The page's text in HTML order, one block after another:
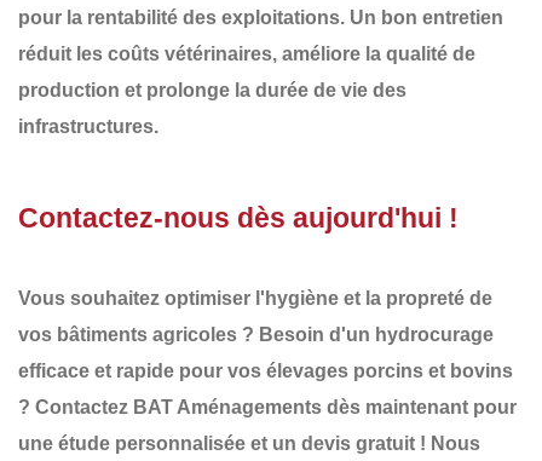
pour la rentabilité des exploitations. Un bon entretien
réduit les coûts vétérinaires, améliore la qualité de
production et prolonge la durée de vie des
infrastructures.
Contactez-nous dès aujourd'hui !
Vous souhaitez optimiser l' hygiène et la propreté de
vos bâtiments agricoles ? Besoin d'un hydrocurage
efficace et rapide pour vos élevages porcins et bovins
? Contactez BAT Aménagements dès maintenant pour
une étude personnalisée et un devis gratuit ! Nous